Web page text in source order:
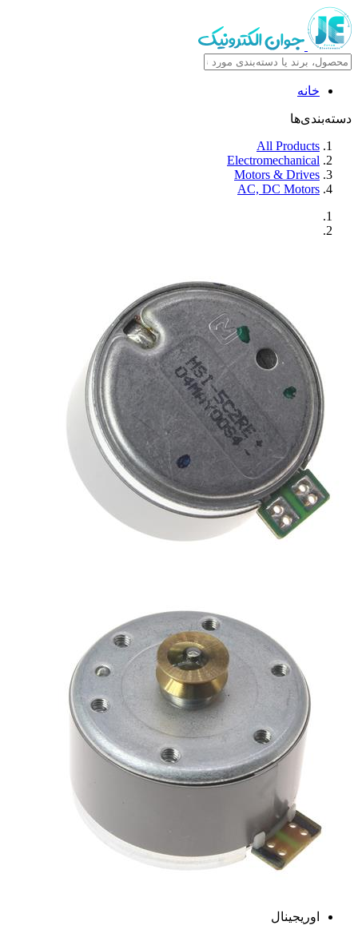
خانه
دسته‌بندی‌ها
All Products
Electromechanical
Motors & Drives
AC, DC Motors
اوریجینال